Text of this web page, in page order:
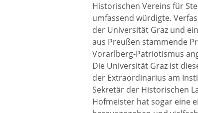
Historischen Vereins für
umfassend würdigte.
der Universität Graz und
aus Preußen stammende
Vorarlberg-Patriotismus
Die Universität Graz ist
der Extraordinarius am
Sekretär der Historischen
Hofmeister hat sogar eine